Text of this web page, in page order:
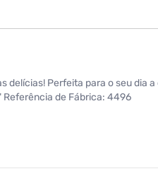
Perfeita para o seu dia a
de Fábrica: 4496